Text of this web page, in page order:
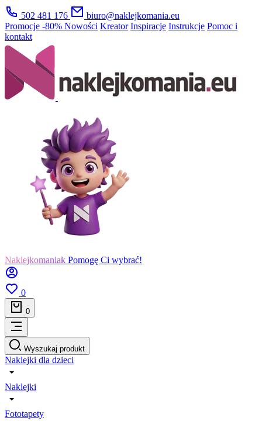
502 481 176
biuro@naklejkomania.eu
Promocje -80% Nowości Kreator Inspiracje Instrukcje Pomoc i
kontakt
Naklejkomaniak Pomogę Ci wybrać!
0
0
Wyszukaj produkt
Naklejki dla dzieci
Naklejki
Fototapety